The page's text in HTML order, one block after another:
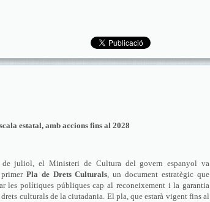
estatal, amb accions fins al 2028
de juliol, el Ministeri de Cultura del govern espanyol va
Pla de Drets Culturals, un document estratègic que
les polítiques públiques cap al reconeixement i la garantia
culturals de la ciutadania. El pla, que estarà vigent fins al